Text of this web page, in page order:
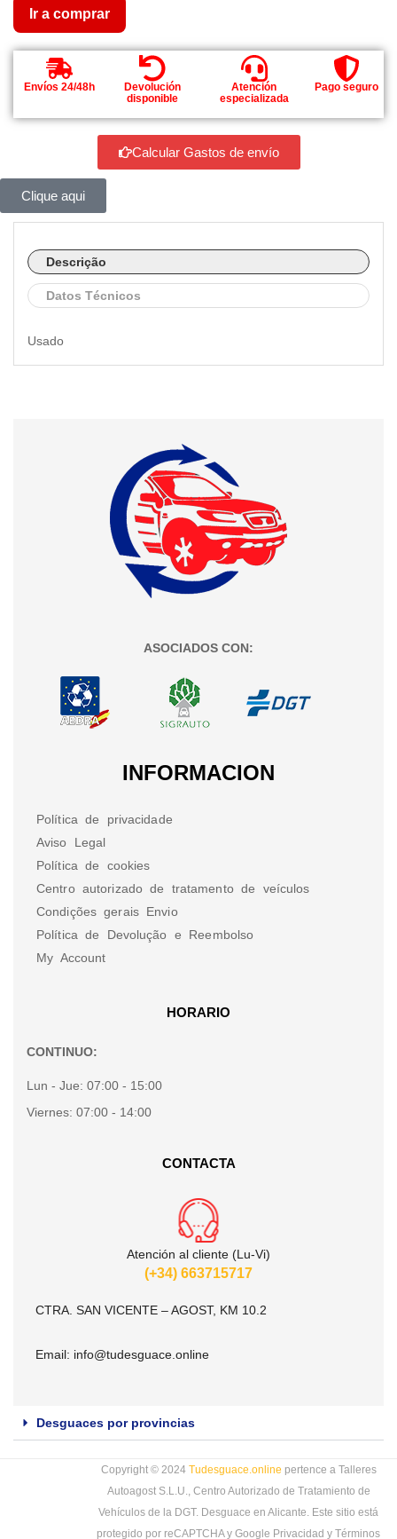
Ir a comprar
Envíos 24/48h
Devolución
disponible
Atención
especializada
Pago seguro
Calcular Gastos de envío
Clique aqui
Descrição
Datos Técnicos
Usado
ASOCIADOS CON:
INFORMACION
Política de privacidade
Aviso Legal
Política de cookies
Centro autorizado de tratamento de veículos
Condições gerais Envio
Política de Devolução e Reembolso
My Account
HORARIO
CONTINUO:
Lun - Jue: 07:00 - 15:00
Viernes: 07:00 - 14:00
CONTACTA
Atención al cliente (Lu-Vi)
(+34) 663715717
CTRA. SAN VICENTE – AGOST, KM 10.2
Email: info@tudesguace.online
Desguaces por provincias
Copyright © 2024 Tudesguace.online pertence a Talleres
Autoagost S.L.U., Centro Autorizado de Tratamiento de
Vehículos de la DGT. Desguace en Alicante. Este sitio está
protegido por reCAPTCHA y Google Privacidad y Términos